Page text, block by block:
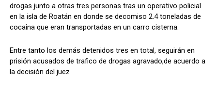
Síganos
Síganos
drogas junto a otras tres personas tras un operativo policial
en la isla de Roatán en donde se decomiso 2.4 toneladas de
cocaina que eran transportadas en un carro cisterna.
Entre tanto los demás detenidos tres en total, seguirán en
prisión acusados de trafico de drogas agravado,de acuerdo a
la decisión del juez